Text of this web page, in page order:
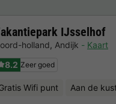
IJsselhof
holland, Andijk
Kaart
8.2 Zeer goed
Wifi punt Aan de kust